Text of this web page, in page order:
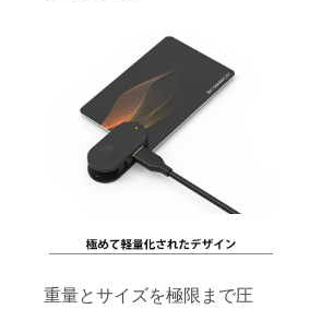
重量とサイズを極限まで圧